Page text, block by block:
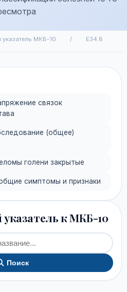
МКБ-10 / E34.8
связок
(общее)
голени закрытые
симптомы и признаки
к МКБ-10
Поиск